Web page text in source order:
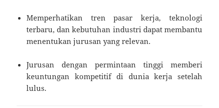
Memperhatikan tren pasar kerja, teknologi
terbaru, dan kebutuhan industri dapat membantu
menentukan jurusan yang relevan.
Jurusan dengan permintaan tinggi memberi
keuntungan kompetitif di dunia kerja setelah
lulus.